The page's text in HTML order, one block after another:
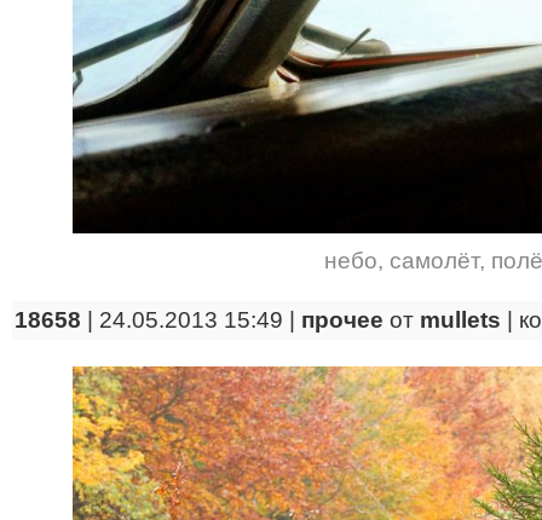
небо, самолёт,
18658 | 24.05.2013 15:49 | прочее от mullets